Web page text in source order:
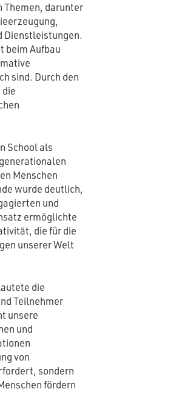
Themen, darunter
Dienstleistungen.
beim Aufbau
sind. Durch den
School als
Menschen
wurde deutlich,
und
ermöglichte
die für die
unserer Welt
die
Teilnehmer
unsere
und
von
sondern
fördern